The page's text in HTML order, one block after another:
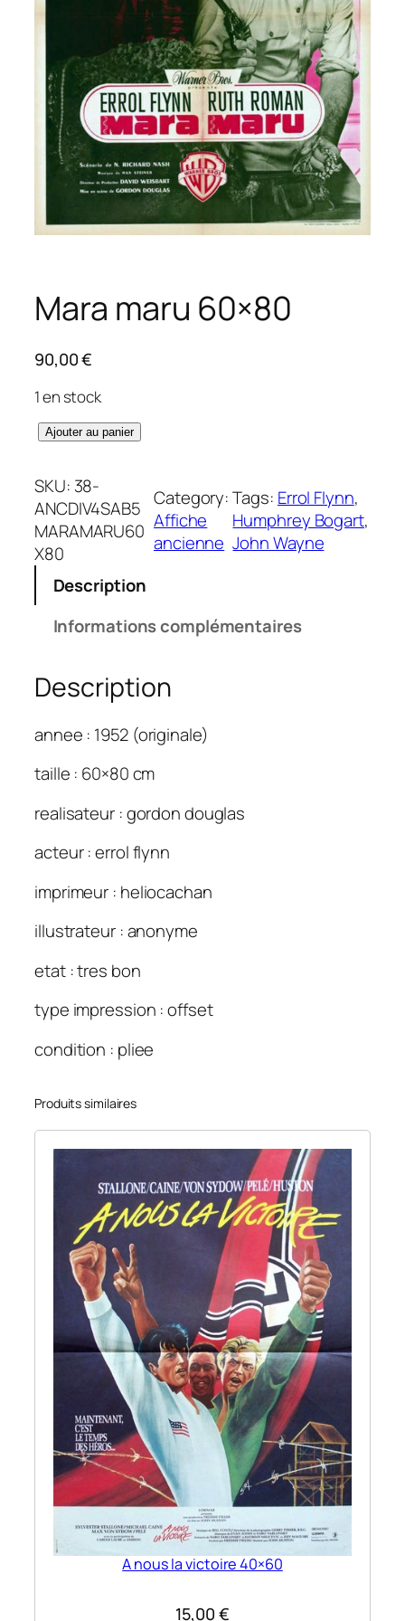
Mara maru 60×80
90,00€
1 en stock
q
a
n
t
i
t
a
r
a
m
a
u
0
×
0
Ajouter au panier
SKU: 38-
ANCDIV4SAB5
MARAMARU60
X80
Category:
Affiche
ancienne
Tags: Errol Flynn
Humphrey Bogart
John Wayne
Description
Informations complémentaires
Description
annee : 1952 (originale)
taille : 60×80 cm
realisateur : gordon douglas
acteur : errol flynn
imprimeur : heliocachan
illustrateur : anonyme
etat : tres bon
type impression : offset
condition : pliee
Produits similaires
A nous la victoire 40×60
15,00 €